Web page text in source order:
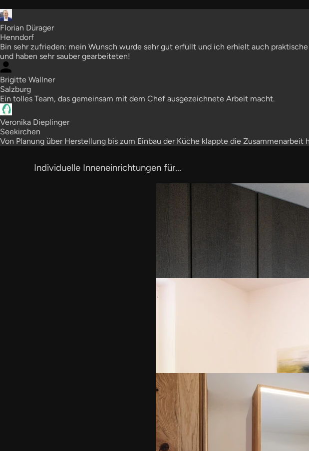
Florian Dürager
Henndorf
Bin sehr zufrieden: mein Wunsch wurde sehr gut erfüllt und ich erhielt auch
und haben sehr sauber gearbeiteten!
Brigitte Wallner
Salzburg
Ein tolles Team, das gemeinsam mit dem Chef ausgezeichnete Arbeit macht.
Veronika Dieplinger
Seekirchen
Von Planung über Herstellung bis zum Einbau der Küche klappte die
Individuelle Inneneinrichtungen für...